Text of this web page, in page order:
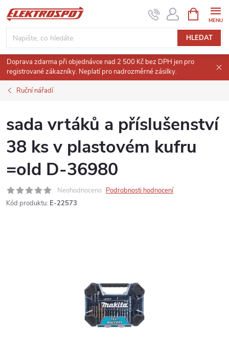
Přejít
na
obsah
HLEDAT
NÁKUPNÍ
KOŠÍK
Doprava zdarma při objednávce nad 2 500 Kč bez DPH jen pro
registrované zákazníky. Neplatí pro nadrozměrné zásilky.
Ruční nářadí
sada vrtáků a příslušenství
38 ks v plastovém kufru
=old D-36980
Neohodnoceno Podrobnosti hodnocení
Kód produktu: E-22573